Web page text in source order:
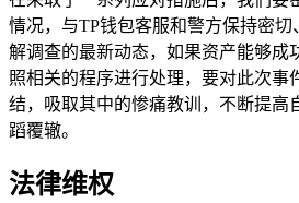
情况，与TP钱包客服和警方保持密切
解调查的最新动态，如果资产能够成
照相关的程序进行处理，要对此次事
结，吸取其中的惨痛教训，不断提高
蹈覆辙。
法律维权